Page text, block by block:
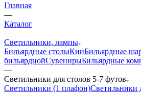
Главная
—
Каталог
—
Светильники, лампы
Бильярдные столыКииБильярдные
бильярднойСувенирыБильярдные
—
Светильники для столов 5-7 футов
Светильники (1 плафон)Светильники